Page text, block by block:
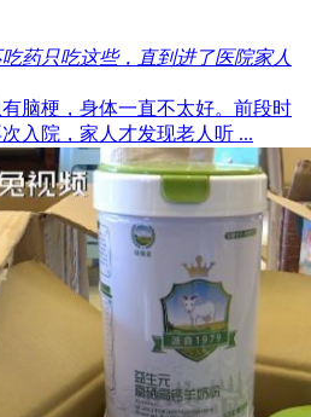
药只吃这些，直到进了医院家人
脑梗，身体一直不太好。前段时
入院，家人才发现老人听 ...